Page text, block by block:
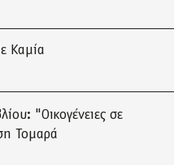
Καμία
"Οικογένειες σε
Τομαρά